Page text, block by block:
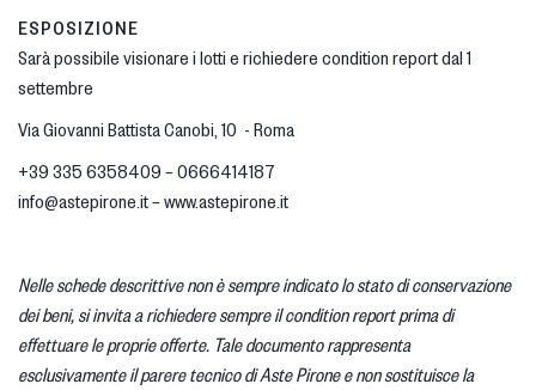
ESPOSIZIONE
Sarà possibile visionare i lotti e richiedere condition report dal 1
settembre
Via Giovanni Battista Canobi, 10 - Roma
+39 335 6358409 – 0666414187
info@astepirone.it– www.astepirone.it
Nelle schede descrittive non è sempre indicato lo stato di conservazione
dei beni, si invita a richiedere sempre il condition report prima di
effettuare le proprie offerte. Tale documento rappresenta
esclusivamente il parere tecnico di Aste Pirone e non sostituisce la